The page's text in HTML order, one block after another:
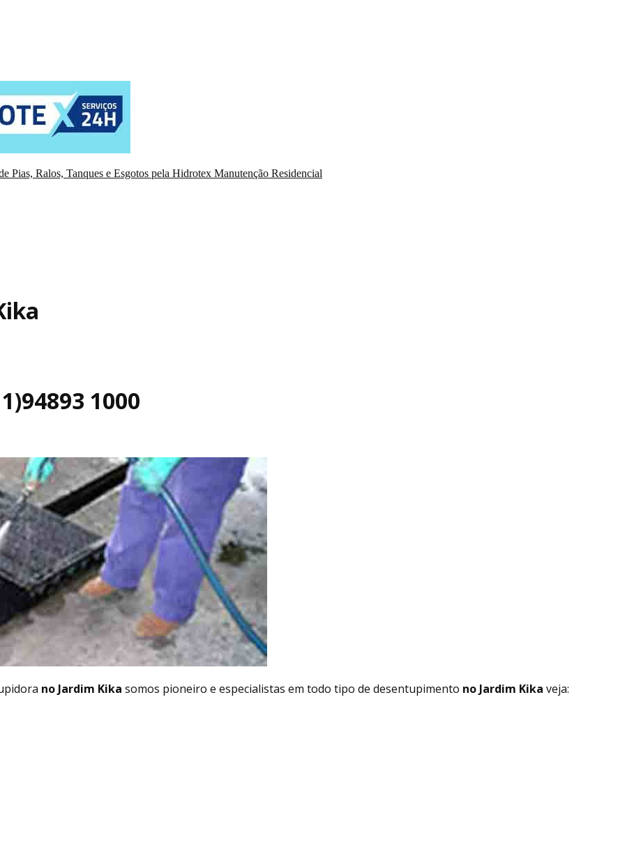
Pias, Ralos, Tanques e Esgotos pela Hidrotex Manutenção Residencial
1000
no Jardim Kika somos pioneiro e especialistas em todo tipo de desentupimento no Jardim Kika veja: